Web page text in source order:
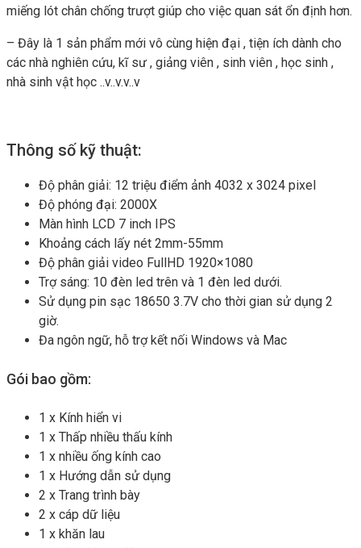
miếng lót chân chống trượt giúp cho việc quan sát ổn định hơn.
– Đây là 1 sản phẩm mới vô cùng hiện đại , tiện ích dành cho
các nhà nghiên cứu, kĩ sư , giảng viên , sinh viên , học sinh ,
nhà sinh vật học ..v..v.v..v
Thông số kỹ thuật:
Độ phân giải: 12 triệu điểm ảnh 4032 x 3024 pixel
Độ phóng đại: 2000X
Màn hình LCD 7 inch IPS
Khoảng cách lấy nét 2mm-55mm
Độ phân giải video FullHD 1920×1080
Trợ sáng: 10 đèn led trên và 1 đèn led dưới.
Sử dụng pin sạc 18650 3.7V cho thời gian sử dụng 2
giờ.
Đa ngôn ngữ, hỗ trợ kết nối Windows và Mac
Gói bao gồm:
1 x Kính hiển vi
1 x Thấp nhiều thấu kính
1 x nhiều ống kính cao
1 x Hướng dẫn sử dụng
2 x Trang trình bày
2 x cáp dữ liệu
1 x khăn lau